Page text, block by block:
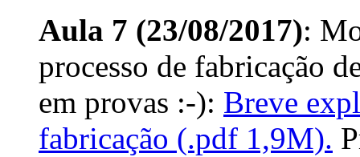
Aula 7 (23/08/2017):
processo de fabricação
em provas :-): Breve
fabricação (.pdf 1,9M).